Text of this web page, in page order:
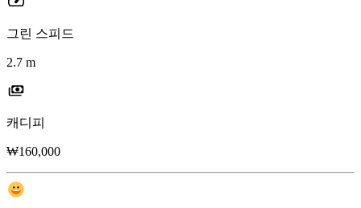
그린 스피드
2.7 m
캐디피
₩160,000